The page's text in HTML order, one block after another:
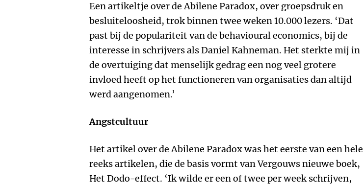
Een artikeltje over de Abilene Paradox, over groepsdruk en
besluiteloosheid, trok binnen twee weken 10.000 lezers. ‘Dat
past bij de populariteit van de behavioural economics, bij de
interesse in schrijvers als Daniel Kahneman. Het sterkte mij in
de overtuiging dat menselijk gedrag een nog veel grotere
invloed heeft op het functioneren van organisaties dan altijd
werd aangenomen.’
Angstcultuur
Het artikel over de Abilene Paradox was het eerste van een hele
reeks artikelen, die de basis vormt van Vergouws nieuwe boek,
Het Dodo-effect. ‘Ik wilde er een of twee per week schrijven,